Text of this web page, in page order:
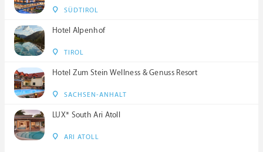
SÜDTIROL
Hotel Alpenhof
TIROL
Hotel Zum Stein Wellness & Genuss Resort
SACHSEN-ANHALT
LUX* South Ari Atoll
ARI ATOLL